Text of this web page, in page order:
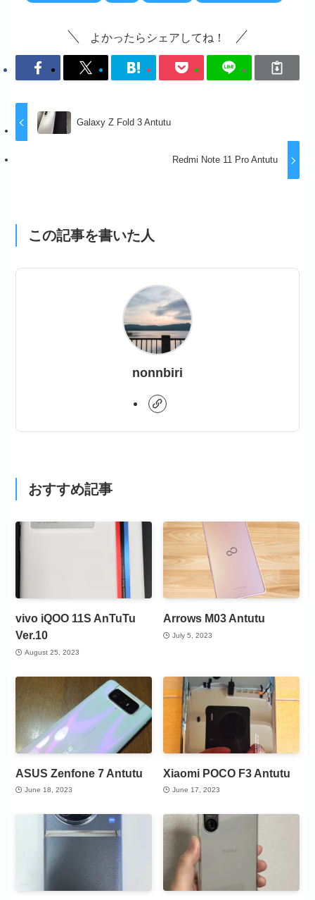
o
k
o
n
よかったらシェアしてね！
Galaxy Z Fold 3 Antutu
Redmi Note 11 Pro Antutu
この記事を書いた人
nonnbiri
おすすめ記事
vivo iQOO 11S AnTuTu
Ver.10
August 25, 2023
Arrows M03 Antutu
July 5, 2023
ASUS Zenfone 7 Antutu
June 18, 2023
Xiaomi POCO F3 Antutu
June 17, 2023